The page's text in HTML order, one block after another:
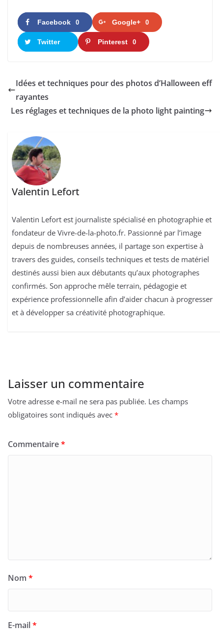
Facebook 0 Google+ 0
Twitter Pinterest 0
Idées et techniques pour des photos d’Halloween eff
rayantes
Les réglages et techniques de la photo light painting
Valentin Lefort
Valentin Lefort est journaliste spécialisé en photographie et
fondateur de Vivre-de-la-photo.fr. Passionné par l’image
depuis de nombreuses années, il partage son expertise à
travers des guides, conseils techniques et tests de matériel
destinés aussi bien aux débutants qu’aux photographes
confirmés. Son approche mêle terrain, pédagogie et
expérience professionnelle afin d’aider chacun à progresser
et à développer sa créativité photographique.
Laisser un commentaire
Votre adresse e-mail ne sera pas publiée. Les champs
obligatoires sont indiqués avec *
Commentaire*
Nom *
E-mail*